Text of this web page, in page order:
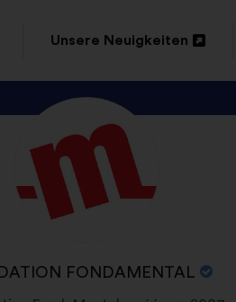
Unsere Neuigkeiten
einem
neuen
Reiter
öffnen
ENTDECKE
DAS
PROFIL
VON
FONDAMENTAL
Kurzbiografie: